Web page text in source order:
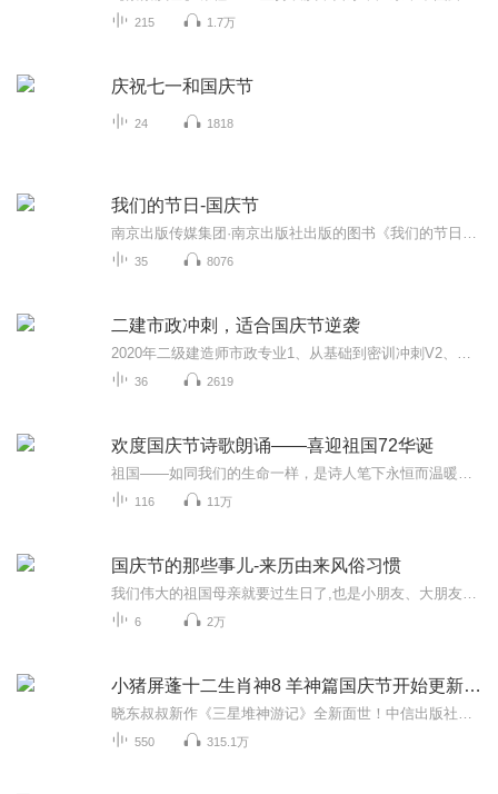
215 1.7万
庆祝七一和国庆节
24 1818
我们的节日-国庆节
35 8076
二建市政冲刺，适合国庆节逆袭
36 2619
欢度国庆节诗歌朗诵——喜迎祖国72华诞
116 11万
国庆节的那些事儿-来历由来风俗习惯
6 2万
小猪屏蓬十二生肖神8 羊神篇国庆节开始更新啦！
550 315.1万